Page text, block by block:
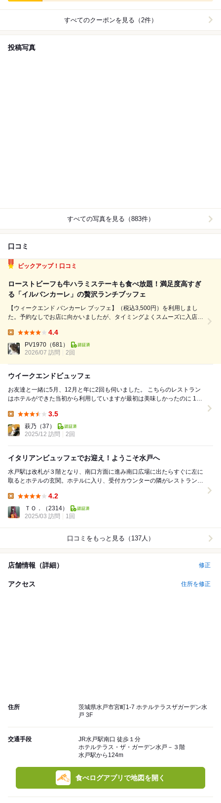
すべてのクーポンを見る（2件）
投稿写真
すべての写真を見る（883件）
口コミ
ピックアップ！口コミ
ローストビーフも牛ハラミステーキも食べ放題！満足度高すぎ
る「イルバンカーレ」の贅沢ランチブッフェ
【ウィークエンド バンカーレ ブッフェ】（税込3,500円）を利用しまし
た。予約なしでお店に向かいましたが、タイミングよくスムーズに入店で
まずサラダ類は、野菜が新鮮そのもの。ドレッシングも3種類用意されて
おり、どれも美味し...
4.4
PV1970 （681）
2026/07 訪問
2回
ウイークエンドビュッフェ
お友達と一緒に5月、12月と年に2回も伺いました。 こちらのレストラン
はホテルができた当初から利用していますが最初は美味しかったのに 10
3.5
萩乃 （37）
2025/12 訪問
2回
イタリアンビュッフェでお迎え！ようこそ水戸へ
水戸駅は改札が３階となり、南口方面に進み南口広場に出たらすぐに左に
取るとホテルの玄関。ホテルに入り、受付カウンターの隣がレストラン入
4.2
ＴＯ．
（2314）
2025/03 訪問
1回
口コミをもっと見る（137人）
店舗情報（詳細） 修正
アクセス 住所を修正
住所
茨城県水戸市宮町1-7 ホテルテラスザガーデン水
戸 3F
交通手段
JR水戸駅南口 徒歩１分
ホテルテラス・ザ・ガーデン水戸－３階
水戸駅から124m
食べログアプリで地図を開く